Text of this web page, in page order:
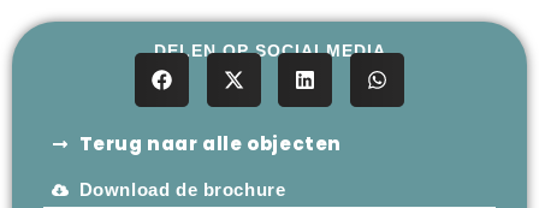
DELEN OP SOCIALMEDIA
Terug naar alle objecten
Download de brochure